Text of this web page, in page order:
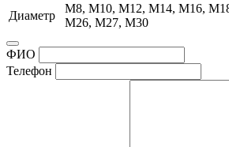
Диаметр
М8, М10, М12, М14, М16,
М26, М27, М30
ФИО
Телефон